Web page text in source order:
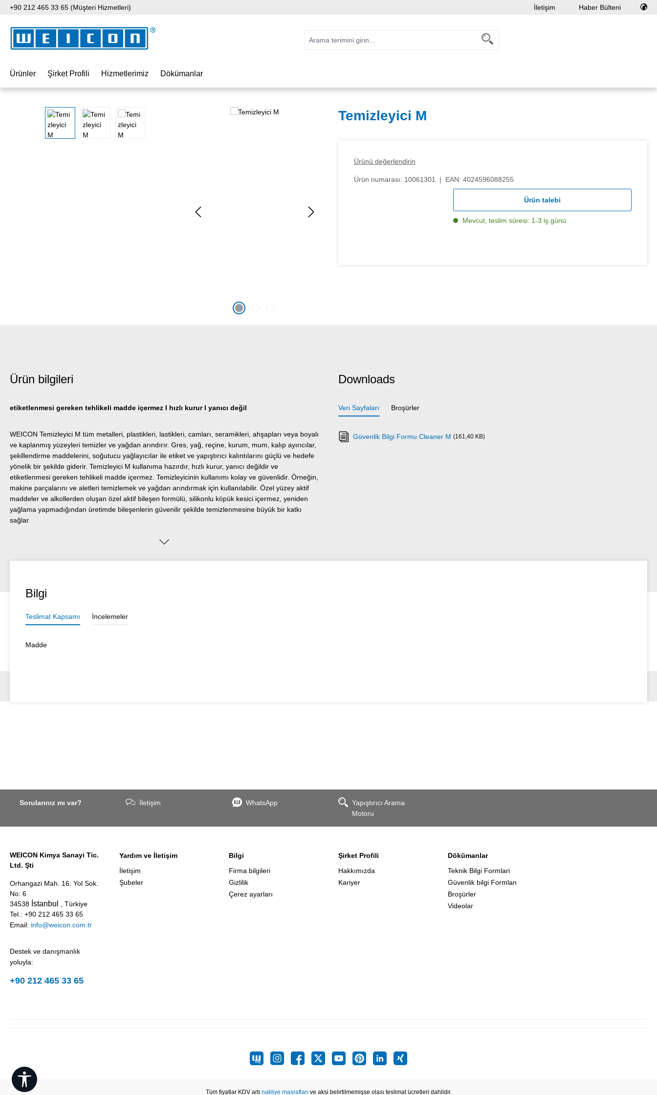
içeriğe geç
Aramaya atla
Ana navigasyona geç
+90 212 465 33 65 (Müşteri Hizmetleri) İletişim Haber Bülteni
Ürünler Şirket Profili Hizmetlerimiz Dökümanlar
Resim galerisini atla Temizleyici M
Ürünü değerlendirin
Ürün numarası: 10061301 | EAN: 4024596088255
Ürün talebi
Mevcut, teslim süresi: 1-3 iş günü
Ürün bilgileri
etiketlenmesi gereken tehlikeli madde içermez I hızlı kurur I yanıcı değil
WEICON Temizleyici M tüm metalleri, plastikleri, lastikleri, camları, seramikleri, ahşapları veya boyalı
ve kaplanmış yüzeyleri temizler ve yağdan arındırır. Gres, yağ, reçine, kurum, mum, kalıp ayırıcılar,
şekillendirme maddelerini, soğutucu yağlayıcılar ile etiket ve yapıştırıcı kalıntılarını güçlü ve hedefe
yönelik bir şekilde giderir. Temizleyici M kullanıma hazırdır, hızlı kurur, yanıcı değildir ve
etiketlenmesi gereken tehlikeli madde içermez. Temizleyicinin kullanımı kolay ve güvenlidir. Örneğin,
makine parçalarını ve aletleri temizlemek ve yağdan arındırmak için kullanılabilir. Özel yüzey aktif
maddeler ve alkollerden oluşan özel aktif bileşen formülü, silikonlu köpük kesici içermez, yeniden
yağlama yapmadığından üretimde bileşenlerin güvenilir şekilde temizlenmesine büyük bir katkı
sağlar.
Downloads
Veri Sayfaları Broşürler
Güvenlik Bilgi Formu Cleaner M (161,40 KB)
Bilgi
Teslimat Kapsamı İncelemeler
Madde
Sorularınız mı var? İletişim WhatsApp
Yapıştırıcı Arama
Motoru
WEICON Kimya Sanayi Tic.
Ltd. Şti
Orhangazi Mah. 16. Yol Sok.
No: 6
34538 İstanbul
, Türkiye
Tel.: +90 212 465 33 65
Email: info@weicon.com.tr
Destek ve danışmanlık
yoluyla:
+90 212 465 33 65
Yardım ve İletişim
İletişim
Şubeler
Bilgi
Firma bilgileri
Gizlilik
Çerez ayarları
Şirket Profili
Hakkımızda
Kariyer
Dökümanlar
Teknik Bilgi Formlari
Güvenlik bilgi Formlan
Broşürler
Videolar
Tüm fiyatlar KDV artı nakliye masraflarıve aksi belirtilmemişse olası teslimat ücretleri dahildir.
Show toolbar